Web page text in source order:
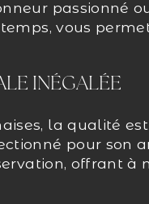
passionné
vous
INÉGALÉE
la qualité
pour son
offrant à